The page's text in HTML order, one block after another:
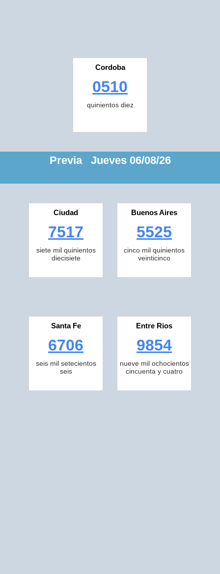
Cordoba
0510
quinientos diez
Previa Jueves 06/08/26
Ciudad
7517
siete mil quinientos
diecisiete
Buenos Aires
5525
cinco mil quinientos
veinticinco
Santa Fe
6706
seis mil setecientos
seis
Entre Rios
9854
nueve mil ochocientos
cincuenta y cuatro